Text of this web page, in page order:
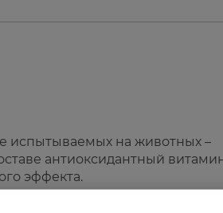
испытываемых на животных –
антиоксидантный
эффекта.